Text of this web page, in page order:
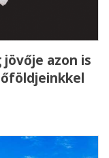
azon is